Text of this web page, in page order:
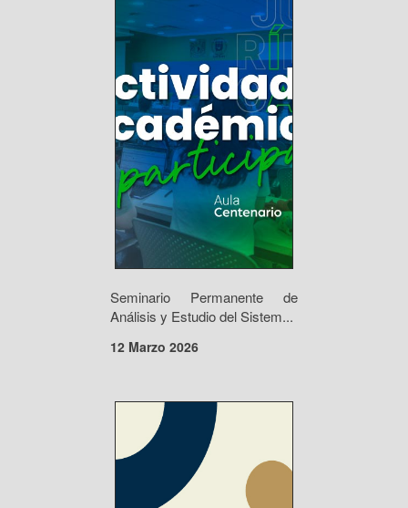
Seminario Permanente de
Análisis y Estudio del Sistem...
12 Marzo 2026